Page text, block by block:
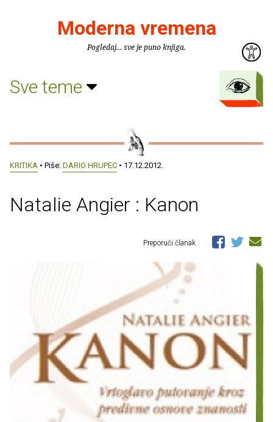
Moderna vremena
Pogledaj... sve je puno knjiga.
Sve teme
KRITIKA • Piše: DARIO HRUPEC • 17.12.2012.
Natalie Angier : Kanon
Preporuči članak